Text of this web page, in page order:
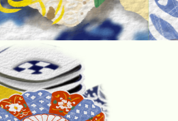
出品事業者登録ご案内 プライバシーポリシー